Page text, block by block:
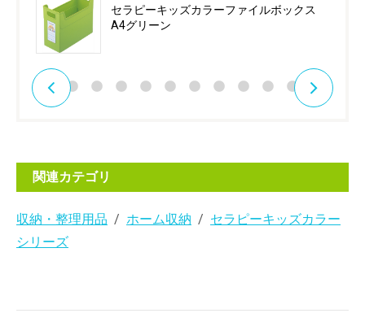
セラピーキッズカラーファイルボックス
A4グリーン
関連カテゴリ
収納・整理用品 ホーム収納
セラピーキッズカラー
シリーズ